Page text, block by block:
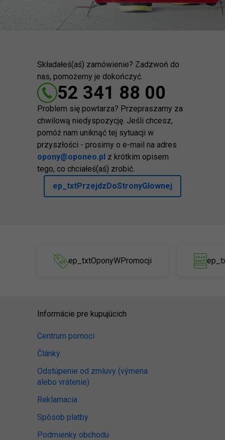
Składałeś(aś) zamówienie? Zadzwoń do
nas, pomożemy je dokończyć.
52 341 88 00
Problem się powtarza? Przepraszamy za
chwilową niedyspozycję. Jeśli chcesz,
pomóż nam uniknąć tej sytuacji w
przyszłości - prosimy o e-mail na adres
opony@oponeo.pl z krótkim opisem
tego, co chciałeś(aś) zrobić.
ep_txtPrzejdzDoStronyGlownej
ep_txtOponyWPromocji
Informácie pre kupujúcich
Centrum pomoci
Články
Odstúpenie od zmluvy (výmena
alebo vrátenie)
Reklamacia
Spôsob platby
Podmienky obchodu